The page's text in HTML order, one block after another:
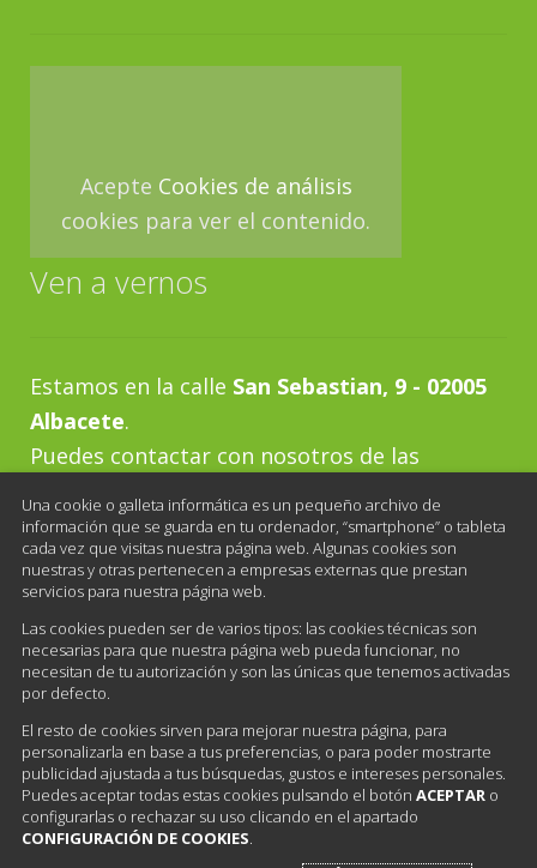
Acepte Cookies de análisis
cookies para ver el contenido.
Ven a vernos
Estamos en la calle San Sebastian, 9 - 02005
Albacete.
Puedes contactar con nosotros de las
Teléfono:967 21 83 94
Horario al público:
De lunes a viernes de 10:00 a 13:30 y de 16:30
a 20:00
E-mail:pedidos@sellosgonzalez.com
Sus Datos Seguros |Política de Protección de
Una cookie o galleta informática es un pequeño archivo de
información que se guarda en tu ordenador, “smartphone” o tableta
cada vez que visitas nuestra página web. Algunas cookies son
nuestras y otras pertenecen a empresas externas que prestan
servicios para nuestra página web.
Las cookies pueden ser de varios tipos: las cookies técnicas son
necesarias para que nuestra página web pueda funcionar, no
necesitan de tu autorización y son las únicas que tenemos activadas
por defecto.
El resto de cookies sirven para mejorar nuestra página, para
personalizarla en base a tus preferencias, o para poder mostrarte
publicidad ajustada a tus búsquedas, gustos e intereses personales.
Puedes aceptar todas estas cookies pulsando el botón ACEPTAR o
configurarlas o rechazar su uso clicando en el apartado
CONFIGURACIÓN DE COOKIES.